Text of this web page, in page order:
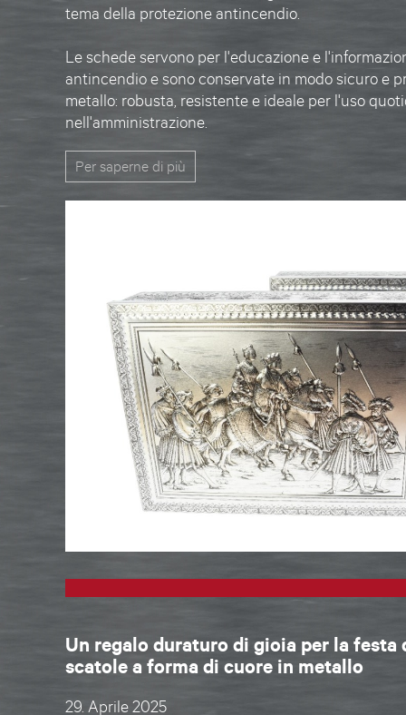
tema della protezione antincendio.
Le schede servono per l'educazione e
antincendio e sono conservate in modo sicuro e
metallo: robusta, resistente e ideale per l'uso
nell'amministrazione.
Per saperne di più
Un regalo duraturo di gioia per la festa
scatole a forma di cuore in metallo
29. Aprile 2025